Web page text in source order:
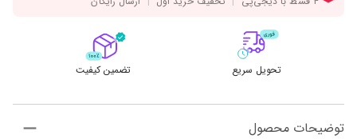
تحویل سریع تضمین کیفیت
توضیحات محصول